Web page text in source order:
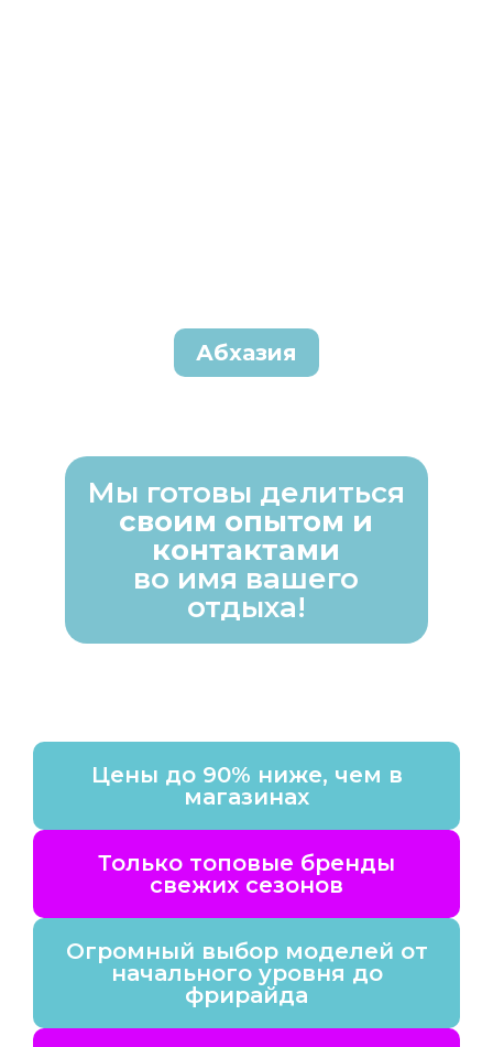
Абхазия
Мы готовы делиться
своим опытом и
контактами
во имя вашего
отдыха!
Цены до 90% ниже, чем в
магазинах
Только топовые бренды
свежих сезонов
Огромный выбор моделей от
начального уровня до
фрирайда